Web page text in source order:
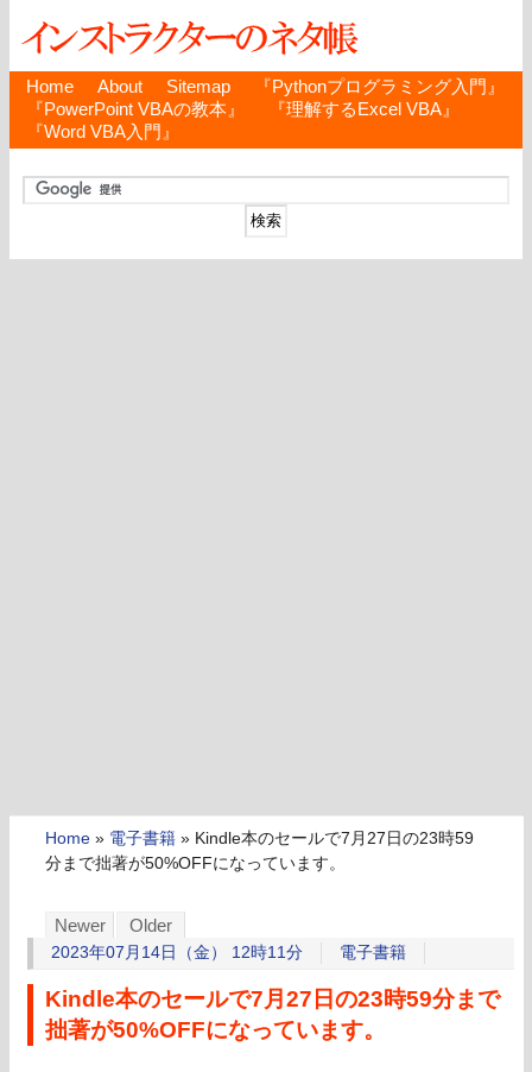
Home About Sitemap
『Pythonプログラミング入門』
『PowerPoint VBAの教本』
『理解するExcel VBA』
『Word VBA入門』
Home » 電子書籍 » Kindle本のセールで7月27日の23時59
分まで拙著が50%OFFになっています。
Newer Older
2023年07月14日（金） 12時11分 電子書籍
Kindle本のセールで7月27日の23時59分まで
拙著が50%OFFになっています。